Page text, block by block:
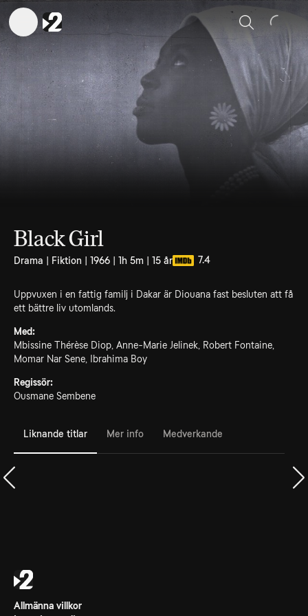
Sök
Black Girl
Drama | Fiktion | 1966 | 1h 5m | 15 år 7.4
Uppvuxen i en fattig familj i Dakar är Diouana fast besluten att få
ett bättre liv utomlands.
Med:
Mbissine Thérèse Diop, Anne-Marie Jelinek, Robert Fontaine,
Momar Nar Sene, Ibrahima Boy
Regissör:
Ousmane Sembene
Liknande titlar Mer info Medverkande
Allmänna villkor